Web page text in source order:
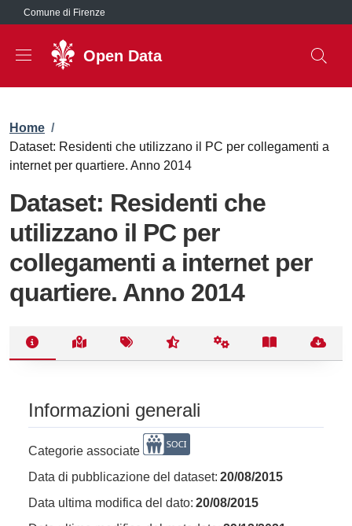
Salta al contenuto principale
Comune di Firenze
Open Data
Briciole di pane
Home /
Dataset: Residenti che utilizzano il PC per collegamenti a
internet per quartiere. Anno 2014
Dataset: Residenti che
utilizzano il PC per
collegamenti a internet per
quartiere. Anno 2014
Informazioni generali
Categorie associate
Data di pubblicazione del dataset: 20/08/2015
Data ultima modifica del dato: 20/08/2015